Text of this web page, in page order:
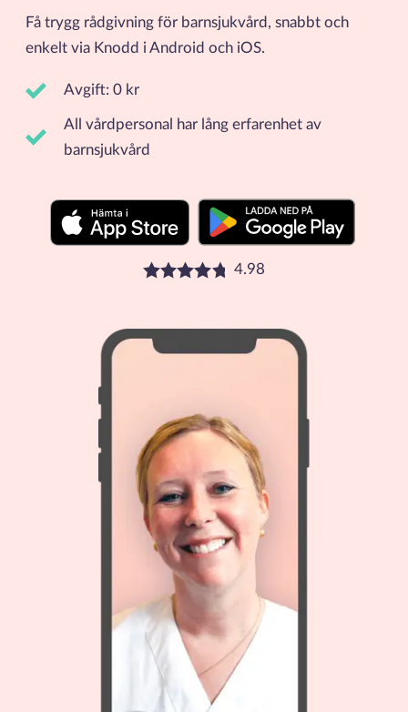
Få trygg rådgivning för barnsjukvård, snabbt och
enkelt via Knodd i Android och iOS.
Avgift: 0 kr
All vårdpersonal har lång erfarenhet av
barnsjukvård
Betyg: 4.98 stjärnor 4.98